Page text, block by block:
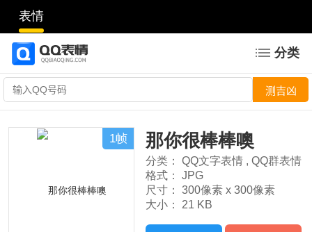
表情
分类
1帧 那你很棒棒噢
分类： QQ文字表情 , QQ群表情
格式：
JPG
尺寸：
300像素 x 300像素
大小：
21 KB